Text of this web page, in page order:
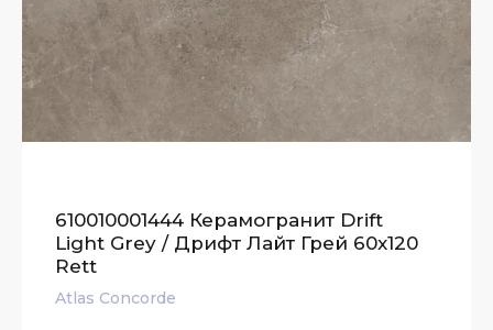
610010001444 Керамогранит Drift
Light Grey / Дрифт Лайт Грей 60x120
Rett
Atlas Concorde